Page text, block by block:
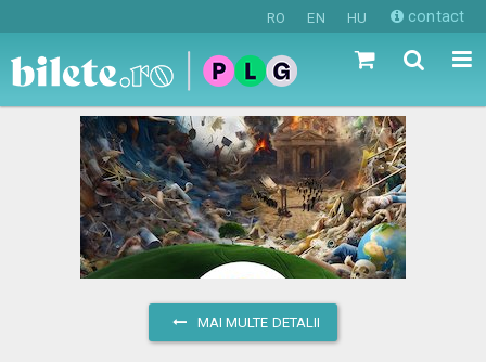
RO EN HU contact
MAI MULTE DETALII